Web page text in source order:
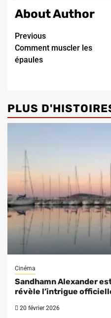
About Author
Continue
Reading
Previous
Comment muscler les
épaules
PLUS
Cinéma
Sandhamn Alexander
révèle l’intrigue
20 février 2026